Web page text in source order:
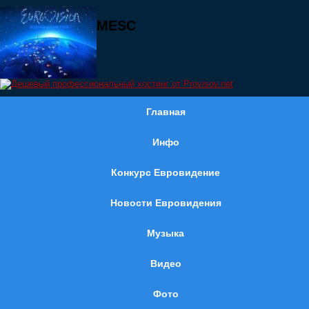
MESC
Главная
Инфо
Конкурс Евровидение
Новости Евровидения
Музыка
Видео
Фото